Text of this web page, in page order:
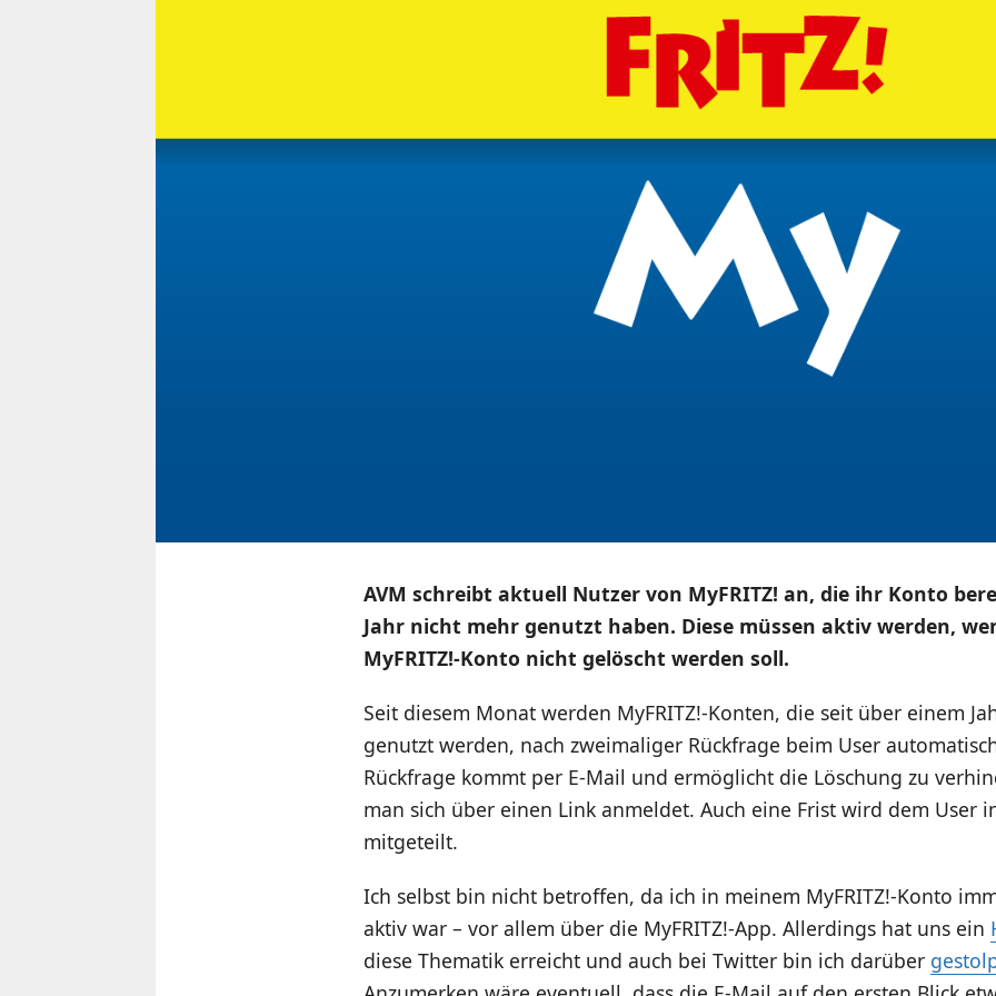
AVM schreibt aktuell Nutzer von MyFRITZ! an, die ihr Konto
Jahr nicht mehr genutzt haben. Diese müssen aktiv werden,
MyFRITZ!-Konto nicht gelöscht werden soll.
Seit diesem Monat werden MyFRITZ!-Konten, die seit über einem
genutzt werden, nach zweimaliger Rückfrage beim User
Rückfrage kommt per E-Mail und ermöglicht die Löschung zu
man sich über einen Link anmeldet. Auch eine Frist wird dem User
mitgeteilt.
Ich selbst bin nicht betroffen, da ich in meinem MyFRITZ!-Konto
aktiv war – vor allem über die MyFRITZ!-App. Allerdings hat uns ein
diese Thematik erreicht und auch bei Twitter bin ich darüber